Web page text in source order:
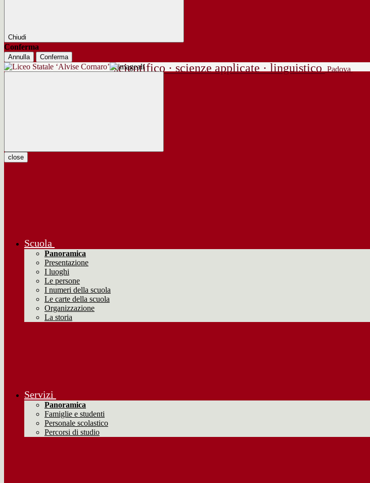
Chiudi
Conferma
Annulla Conferma
scientifico · scienze applicate · linguistico Padova
close
Scuola
Panoramica
Presentazione
I luoghi
Le persone
I numeri della scuola
Le carte della scuola
Organizzazione
La storia
Servizi
Panoramica
Famiglie e studenti
Personale scolastico
Percorsi di studio